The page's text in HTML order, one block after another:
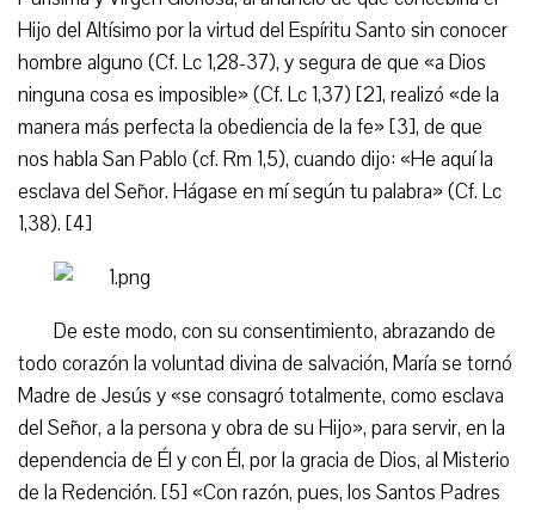
Hijo del Altísimo por la virtud del Espíritu Santo sin conocer
hombre alguno (Cf. Lc 1,28-37), y segura de que «a Dios
ninguna cosa es imposible» (Cf. Lc 1,37) [2], realizó «de la
manera más perfecta la obediencia de la fe» [3], de que
nos habla San Pablo (cf. Rm 1,5), cuando dijo: «He aquí la
esclava del Señor. Hágase en mí según tu palabra» (Cf. Lc
1,38). [4]
De este modo, con su consentimiento, abrazando de
todo corazón la voluntad divina de salvación, María se tornó
Madre de Jesús y «se consagró totalmente, como esclava
del Señor, a la persona y obra de su Hijo», para servir, en la
dependencia de Él y con Él, por la gracia de Dios, al Misterio
de la Redención. [5] «Con razón, pues, los Santos Padres